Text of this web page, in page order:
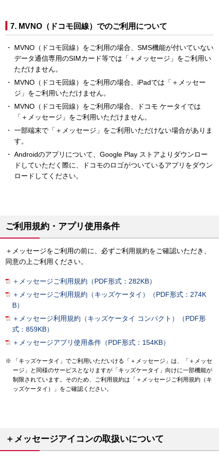
7. MVNO（ドコモ回線）でのご利用について
MVNO（ドコモ回線）をご利用の場合、SMS機能が付いていない
データ通信専用のSIMカード等では「＋メッセージ」をご利用い
ただけません。
MVNO（ドコモ回線）をご利用の場合、iPadでは「＋メッセー
ジ」をご利用いただけません。
MVNO（ドコモ回線）をご利用の場合、ドコモ ケータイでは
「＋メッセージ」をご利用いただけません。
一部端末で「＋メッセージ」をご利用いただけない場合がありま
す。
Androidのアプリについて、Google Play ストアよりダウンロー
ドしていただく際に、ドコモのロゴがついているアプリをダウン
ロードしてください。
ご利用規約・アプリ使用条件
＋メッセージをご利用の前に、必ずご利用規約をご確認いただき、
同意の上ご利用ください。
＋メッセージご利用規約（PDF形式：282KB）
＋メッセージご利用規約（キッズケータイ）（PDF形式：274K
B）
＋メッセージ利用規約（キッズケータイ コンパクト）（PDF形
式：859KB）
＋メッセージアプリ使用条件（PDF形式：154KB）
「キッズケータイ」でご利用いただいける「＋メッセージ」は、「＋メッセ
ージ」と同様のサービスとなりますが「キッズケータイ」向けに一部機能が
制限されています。そのため、ご利用規約は「＋メッセージご利用規約（キ
ッズケータイ）」をご確認ください。
＋メッセージアイコンの取扱いについて